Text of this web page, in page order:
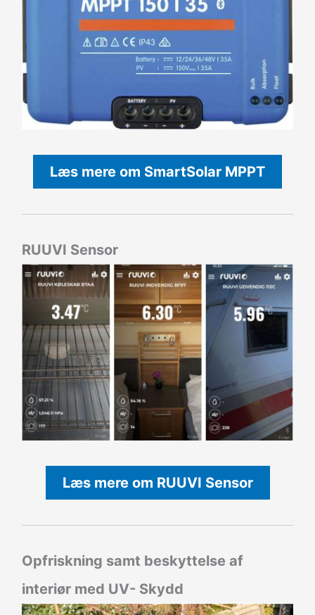
Læs mere om SmartSolar MPPT
RUUVI Sensor
Læs mere om RUUVI Sensor
Opfriskning samt beskyttelse af
interiør med UV- Skydd